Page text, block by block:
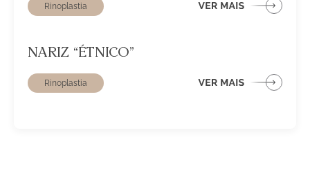
Rinoplastia
Rinoplastia
NARIZ “ÉTNICO”